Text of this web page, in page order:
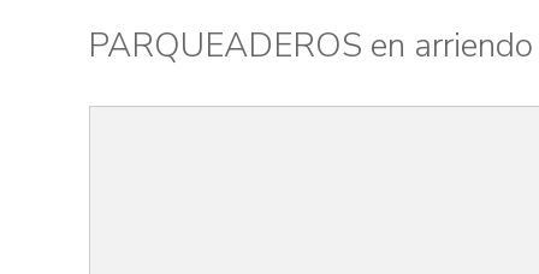
PARQUEADEROS en